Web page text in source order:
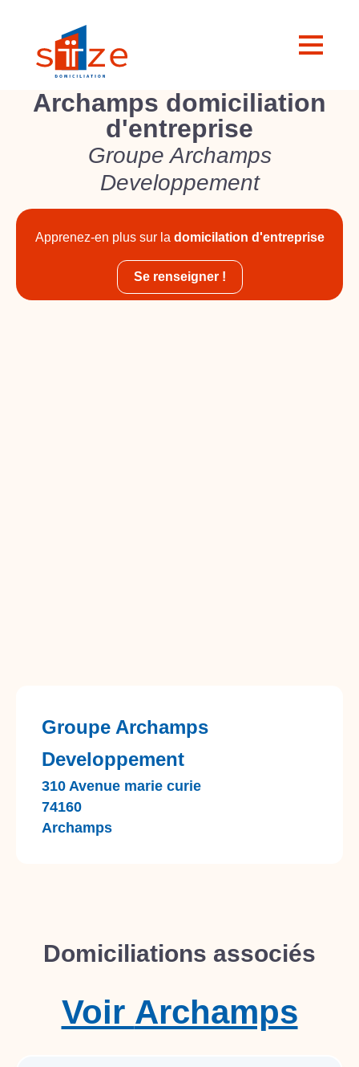
Archamps domiciliation
d'entreprise
Groupe Archamps
Developpement
Apprenez-en plus sur la domicilation d'entreprise
Se renseigner !
Groupe Archamps
Developpement
310 Avenue marie curie
74160
Archamps
Domiciliations associés
Archamps
Voir